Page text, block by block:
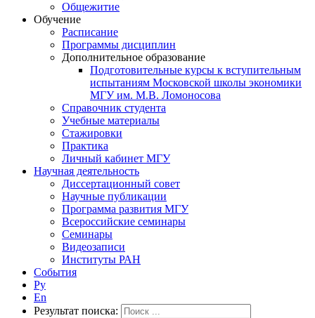
Общежитие
Обучение
Расписание
Программы дисциплин
Дополнительное образование
Подготовительные курсы к вступительным
испытаниям Московской школы экономики
МГУ им. М.В. Ломоносова
Справочник студента
Учебные материалы
Стажировки
Практика
Личный кабинет МГУ
Научная деятельность
Диссертационный совет
Научные публикации
Программа развития МГУ
Всероссийские семинары
Семинары
Видеозаписи
Институты РАН
События
Ру
En
Результат поиска: